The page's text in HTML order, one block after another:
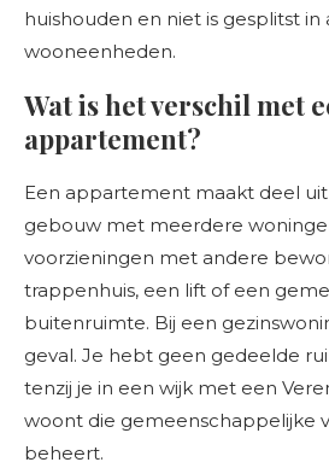
huishouden en niet is gesplitst in
wooneenheden.
Wat is het verschil met
appartement?
Een appartement maakt deel
gebouw met meerdere
voorzieningen met andere
trappenhuis, een lift of een
buitenruimte. Bij een
geval. Je hebt geen gedeelde
tenzij je in een wijk met een
woont die gemeenschappelijke
beheert.